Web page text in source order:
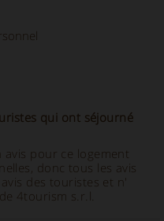
qui ont séjourné
pour ce logement
donc tous les avis
des touristes et n'
4tourism s.r.l.